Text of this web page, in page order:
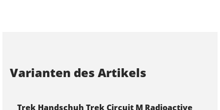
Varianten des Artikels
Trek Handschuh Trek Circuit M Radioactive